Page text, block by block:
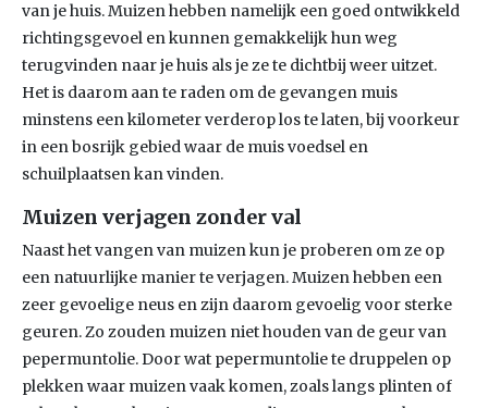
van je huis. Muizen hebben namelijk een goed ontwikkeld
richtingsgevoel en kunnen gemakkelijk hun weg
terugvinden naar je huis als je ze te dichtbij weer uitzet.
Het is daarom aan te raden om de gevangen muis
minstens een kilometer verderop los te laten, bij voorkeur
in een bosrijk gebied waar de muis voedsel en
schuilplaatsen kan vinden.
Muizen verjagen zonder val
Naast het vangen van muizen kun je proberen om ze op
een natuurlijke manier te verjagen. Muizen hebben een
zeer gevoelige neus en zijn daarom gevoelig voor sterke
geuren. Zo zouden muizen niet houden van de geur van
pepermuntolie. Door wat pepermuntolie te druppelen op
plekken waar muizen vaak komen, zoals langs plinten of